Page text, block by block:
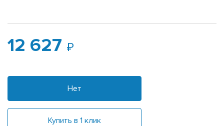
12 627
Нет
Купить в 1 клик